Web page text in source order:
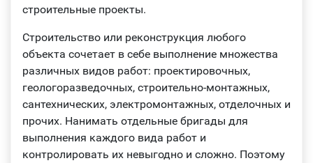
строительные проекты.
Строительство или реконструкция любого
объекта сочетает в себе выполнение множества
различных видов работ: проектировочных,
геологоразведочных, строительно-монтажных,
сантехнических, электромонтажных, отделочных и
прочих. Нанимать отдельные бригады для
выполнения каждого вида работ и
контролировать их невыгодно и сложно. Поэтому